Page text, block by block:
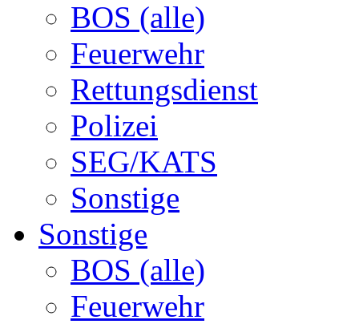
BOS (alle)
Feuerwehr
Rettungsdienst
Polizei
SEG/KATS
Sonstige
Sonstige
BOS (alle)
Feuerwehr